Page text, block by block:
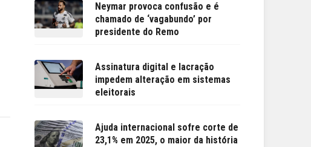
Neymar provoca confusão e é
chamado de ‘vagabundo’ por
presidente do Remo
Assinatura digital e lacração
impedem alteração em sistemas
eleitorais
Ajuda internacional sofre corte de
23,1% em 2025, o maior da história